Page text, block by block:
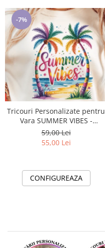
-7%
Tricouri Personalizate pentru
Vara SUMMER VIBES -
Esentiale in Bagajul Tau de
Vacanta ❤️ E-Cadou.com
59,00 Lei
55,00 Lei
CONFIGUREAZA